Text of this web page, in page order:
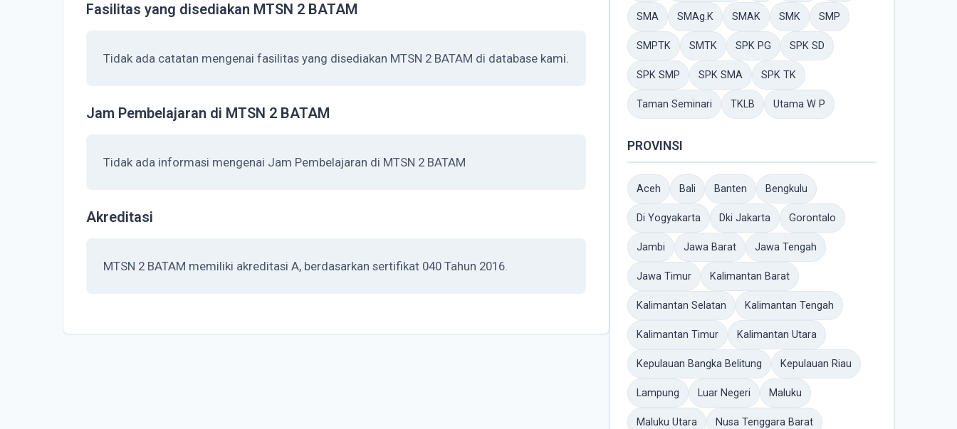
Fasilitas yang disediakan MTSN 2 BATAM
Tidak ada catatan mengenai fasilitas yang disediakan MTSN 2 BATAM di database kami.
Jam Pembelajaran di MTSN 2 BATAM
Tidak ada informasi mengenai Jam Pembelajaran di MTSN 2 BATAM
Akreditasi
MTSN 2 BATAM memiliki akreditasi A, berdasarkan sertifikat 040 Tahun 2016.
SMA SMAg.K SMAK SMK SMP
SMPTK SMTK SPK PG SPK SD
SPK SMP SPK SMA SPK TK
Taman Seminari TKLB Utama W P
PROVINSI
Aceh Bali Banten Bengkulu
Di Yogyakarta Dki Jakarta Gorontalo
Jambi Jawa Barat Jawa Tengah
Jawa Timur Kalimantan Barat
Kalimantan Selatan Kalimantan Tengah
Kalimantan Timur Kalimantan Utara
Kepulauan Bangka Belitung Kepulauan Riau
Lampung Luar Negeri Maluku
Maluku Utara Nusa Tenggara Barat